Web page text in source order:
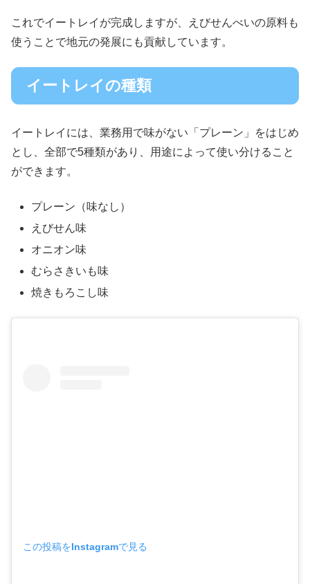
これでイートレイが完成しますが、えびせんべいの原料も
使うことで地元の発展にも貢献しています。
イートレイの種類
イートレイには、業務用で味がない「プレーン」をはじめ
とし、全部で5種類があり、用途によって使い分けること
ができます。
プレーン（味なし）
えびせん味
オニオン味
むらさきいも味
焼きもろこし味
この投稿をInstagramで見る